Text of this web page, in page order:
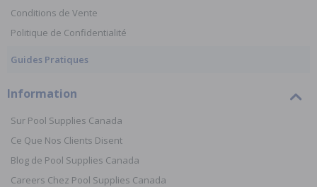
Conditions de Vente
Politique de Confidentialité
Guides Pratiques
Information
Sur Pool Supplies Canada
Ce Que Nos Clients Disent
Blog de Pool Supplies Canada
Careers Chez Pool Supplies Canada